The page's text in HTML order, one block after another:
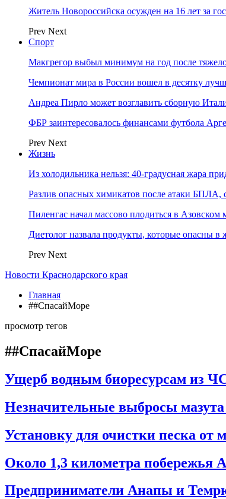
Житель Новороссийска осужден на 16 лет за
Prev Next
Спорт
Макгрегор выбыл минимум на год после
Чемпионат мира в России вошел в десятку
Андреа Пирло может возглавить сборную
ФБР заинтересовалось финансами футбола
Prev Next
Жизнь
Из холодильника нельзя: 40-градусная жара
Разлив опасных химикатов после атаки
Пиленгас начал массово плодиться в Азовском
Диетолог назвала продукты, которые опасны в
Prev Next
Новости Краснодарского края
Главная
##СпасайМоре
просмотр тегов
##СпасайМоре
Ущерб водным биоресурсам из
Незначительные выбросы
Установку для очистки песка
Около 1,3 километра
Предприниматели Анапы и